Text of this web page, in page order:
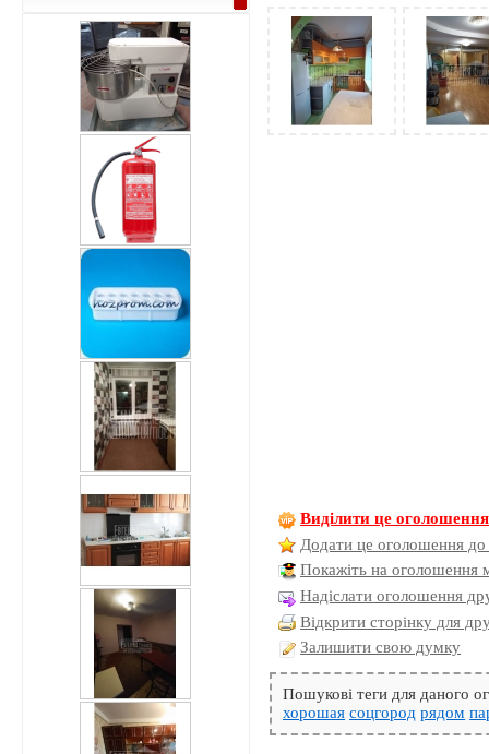
Виділити це оголошення
Додати це оголошення до
Покажіть на оголошення
Надіслати оголошення
Відкрити сторінку для
Залишити свою думку
Пошукові теги для даного
хорошая соцгород рядом